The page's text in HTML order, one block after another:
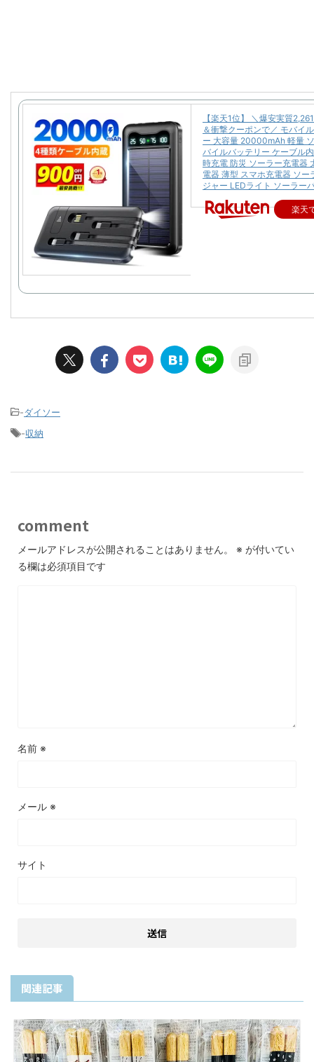
【楽天1位】 ＼爆安実質
＆衝撃クーポンで／ モバイ
ー 大容量 20000mAh 軽量
バイルバッテリー ケーブル
時充電 防災 ソーラー充電器
電器 薄型 スマホ充電器 ソー
ジャー LEDライト ソーラー
楽天
-ダイソー
-収納
comment
メールアドレスが公開されることはありません。 ※ が付いてい
る欄は必須項目です
名前 ※
メール ※
サイト
関連記事